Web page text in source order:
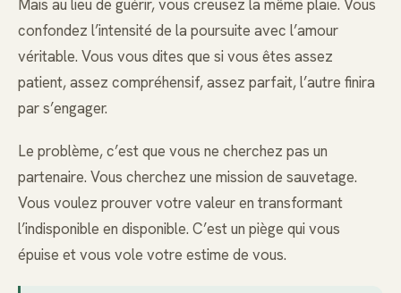
Mais au lieu de guérir, vous creusez la même plaie. Vous
confondez l’intensité de la poursuite avec l’amour
véritable. Vous vous dites que si vous êtes assez
patient, assez compréhensif, assez parfait, l’autre finira
par s’engager.
Le problème, c’est que vous ne cherchez pas un
partenaire. Vous cherchez une mission de sauvetage.
Vous voulez prouver votre valeur en transformant
l’indisponible en disponible. C’est un piège qui vous
épuise et vous vole votre estime de vous.